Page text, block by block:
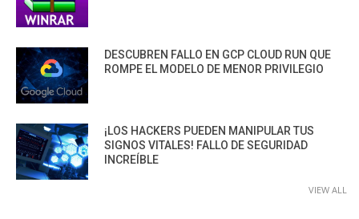
DESCUBREN FALLO EN GCP CLOUD RUN QUE
ROMPE EL MODELO DE MENOR PRIVILEGIO
¡LOS HACKERS PUEDEN MANIPULAR TUS
SIGNOS VITALES! FALLO DE SEGURIDAD
INCREÍBLE
VIEW ALL